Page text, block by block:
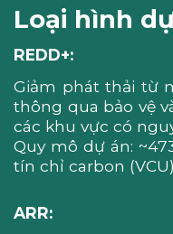
Loại hình
REDD+:
Giảm phát thải từ
thông qua bảo vệ
các khu vực có
Quy mô dự án:
tín chỉ carbon
ARR: